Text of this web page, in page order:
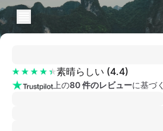
素晴らしい (4.4)
上の80 件のレビューに基づく